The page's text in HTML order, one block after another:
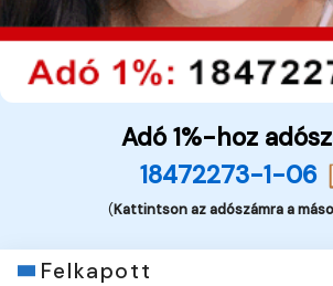
Adó 1%-hoz
18472273-1-06
(Kattintson az adószámra a
Felkapott